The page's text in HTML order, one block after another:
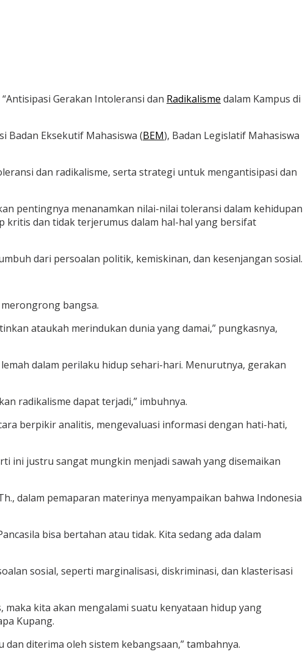
Gerakan Intoleransi dan Radikalisme dalam Kampus di
Badan Eksekutif Mahasiswa (BEM), Badan Legislatif Mahasiswa
dan radikalisme, serta strategi untuk mengantisipasi dan
pentingnya menanamkan nilai-nilai toleransi dalam kehidupan
kritis dan tidak terjerumus dalam hal-hal yang bersifat
dari persoalan politik, kemiskinan, dan kesenjangan sosial.
bangsa.
ataukah merindukan dunia yang damai,” pungkasnya,
dalam perilaku hidup sehari-hari. Menurutnya, gerakan
radikalisme dapat terjadi,” imbuhnya.
berpikir analitis, mengevaluasi informasi dengan hati-hati,
ini justru sangat mungkin menjadi sawah yang disemaikan
dalam pemaparan materinya menyampaikan bahwa Indonesia
bisa bertahan atau tidak. Kita sedang ada dalam
sosial, seperti marginalisasi, diskriminasi, dan klasterisasi
kita akan mengalami suatu kenyataan hidup yang
Kupang.
diterima oleh sistem kebangsaan,” tambahnya.